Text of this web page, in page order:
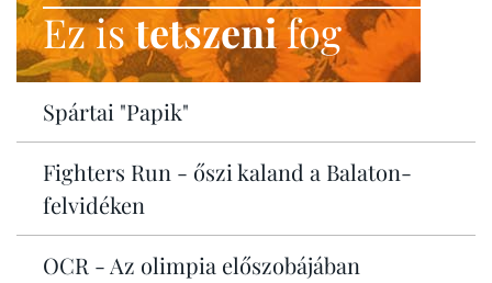
Ez istetszenifog
Spártai "Papik"
Fighters Run - őszi kaland a Balaton-
felvidéken
OCR - Az olimpia előszobájában